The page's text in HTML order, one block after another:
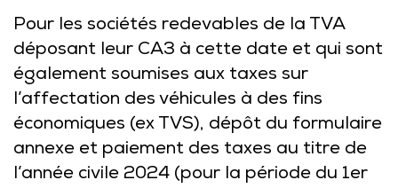
Pour les sociétés redevables de la TVA
déposant leur CA3 à cette date et qui sont
également soumises aux taxes sur
l’affectation des véhicules à des fins
économiques (ex TVS), dépôt du formulaire
annexe et paiement des taxes au titre de
l’année civile 2024 (pour la période du 1er